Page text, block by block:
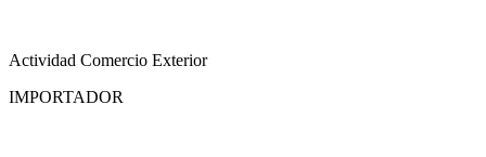
Actividad Comercio Exterior
IMPORTADOR